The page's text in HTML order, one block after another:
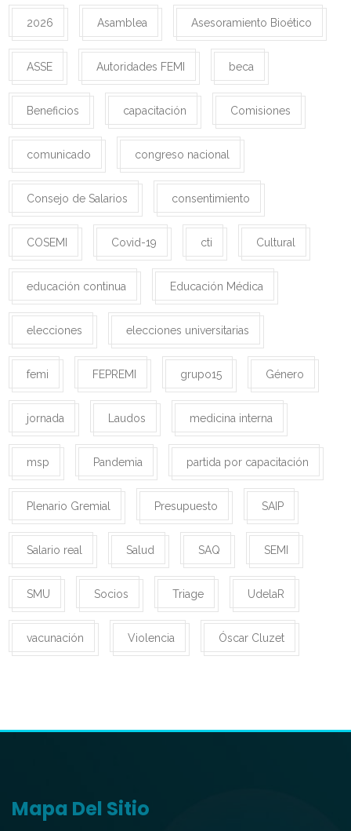
2026 Asamblea Asesoramiento Bioético
ASSE Autoridades FEMI beca
Beneficios capacitación Comisiones
comunicado congreso nacional
Consejo de Salarios consentimiento
COSEMI Covid-19 cti Cultural
educación continua Educación Médica
elecciones elecciones universitarias
femi FEPREMI grupo15 Género
jornada Laudos medicina interna
msp Pandemia partida por capacitación
Plenario Gremial Presupuesto SAIP
Salario real Salud SAQ SEMI
SMU Socios Triage UdelaR
vacunación Violencia Óscar Cluzet
Mapa Del Sitio